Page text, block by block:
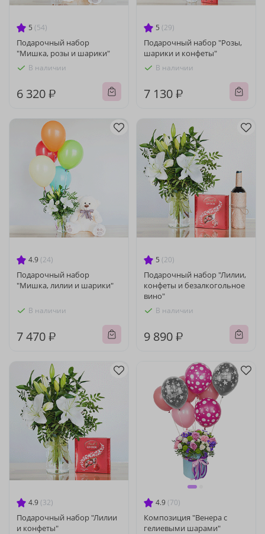
5 (54)
Подарочный набор
"Мишка, розы и шарики"
В наличии
6 320 ₽
5 (29)
Подарочный набор "Розы,
шарики и конфеты"
В наличии
7 130 ₽
4.9 (24)
Подарочный набор
"Мишка, лилии и шарики"
В наличии
7 470 ₽
5 (20)
Подарочный набор "Лилии,
конфеты и безалкогольное
вино"
В наличии
9 890 ₽
4.9 (32)
Подарочный набор "Лилии
и конфеты"
4.9 (70)
Композиция "Венера с
гелиевыми шарами"